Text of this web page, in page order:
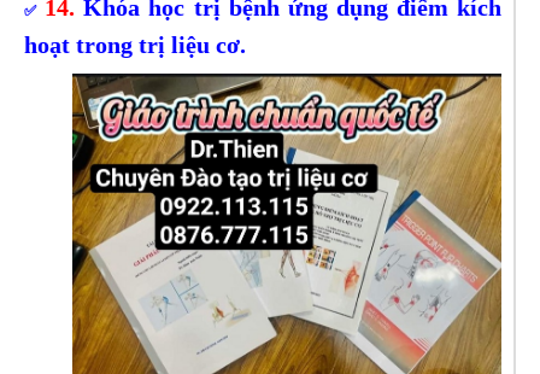
✅ 14. Khóa học trị bệnh ứng dụng điểm kích
hoạt trong trị liệu cơ.